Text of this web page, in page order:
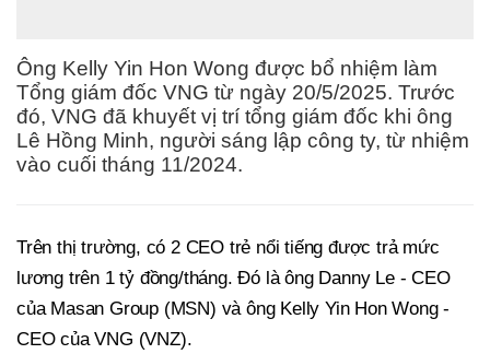
Ông Kelly Yin Hon Wong được bổ nhiệm làm
Tổng giám đốc VNG từ ngày 20/5/2025. Trước
đó, VNG đã khuyết vị trí tổng giám đốc khi ông
Lê Hồng Minh, người sáng lập công ty, từ nhiệm
vào cuối tháng 11/2024.
Trên thị trường, có 2 CEO trẻ nổi tiếng được trả mức
lương trên 1 tỷ đồng/tháng. Đó là ông Danny Le - CEO
của Masan Group (MSN) và ông Kelly Yin Hon Wong -
CEO của VNG (VNZ).